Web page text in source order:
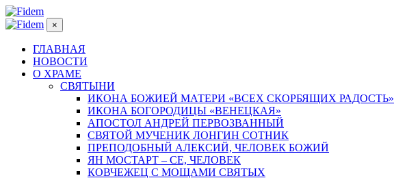
×
ГЛАВНАЯ
НОВОСТИ
О ХРАМЕ
СВЯТЫНИ
ИКОНА БОЖИЕЙ МАТЕРИ «ВСЕХ СКОРБЯЩИХ РАДОСТЬ»
ИКОНА БОГОРОДИЦЫ «ВЕНЕЦКАЯ»
АПОСТОЛ АНДРЕЙ ПЕРВОЗВАННЫЙ
СВЯТОЙ МУЧЕНИК ЛОНГИН СОТНИК
ПРЕПОДОБНЫЙ АЛЕКСИЙ, ЧЕЛОВЕК БОЖИЙ
ЯН МОСТАРТ – СЕ, ЧЕЛОВЕК
КОВЧЕЖЕЦ С МОЩАМИ СВЯТЫХ